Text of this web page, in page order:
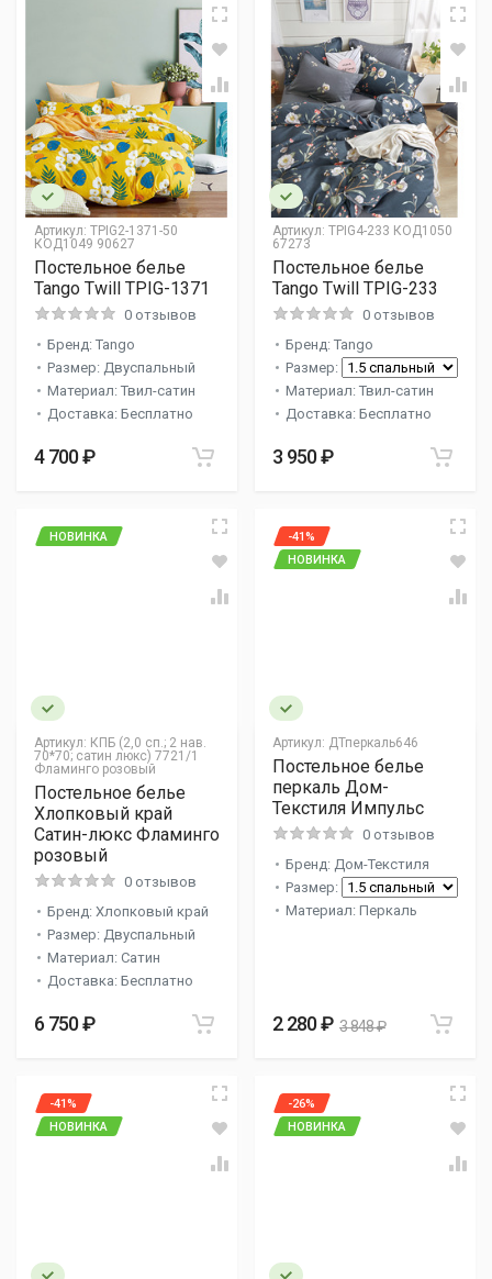
Артикул: TPIG2-1371-50
КОД1049 90627
Постельное белье
Tango Twill TPIG-1371
0 отзывов
Бренд: Tango
Размер: Двуспальный
Материал: Твил-сатин
Доставка: Бесплатно
4 700 ₽
Артикул: TPIG4-233 КОД1050
67273
Постельное белье
Tango Twill TPIG-233
0 отзывов
Бренд: Tango
Размер:
Материал: Твил-сатин
Доставка: Бесплатно
3 950 ₽
Артикул: КПБ (2,0 сп.; 2 нав.
70*70; сатин люкс) 7721/1
Фламинго розовый
НОВИНКА
Постельное белье
Хлопковый край
Сатин-люкс Фламинго
розовый
0 отзывов
Бренд: Хлопковый край
Размер: Двуспальный
Материал: Сатин
Доставка: Бесплатно
6 750 ₽
Артикул: ДТперкаль646
-41%
НОВИНКА
Постельное белье
перкаль Дом-
Текстиля Импульс
0 отзывов
Бренд: Дом-Текстиля
Размер:
Материал: Перкаль
2 280 ₽ 3 848 ₽
-41%
НОВИНКА
-26%
НОВИНКА